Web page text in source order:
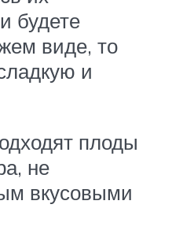
будете
виде, то
и
плоды
не
вкусовыми